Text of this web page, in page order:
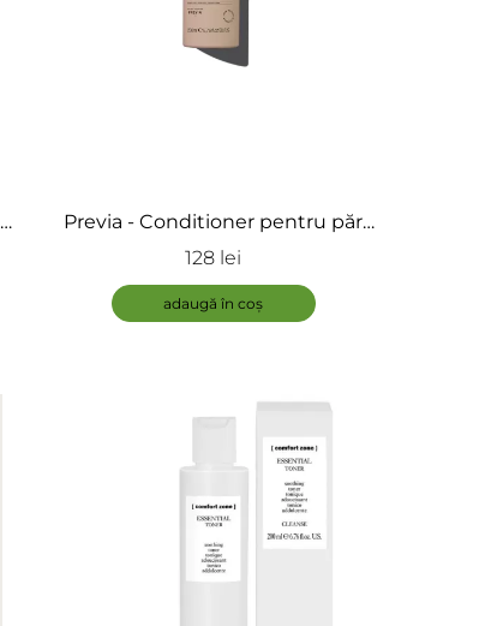
Previa - Conditioner pentru păr
rebel - Conditioner Smoothing
128 lei
adaugă în coș